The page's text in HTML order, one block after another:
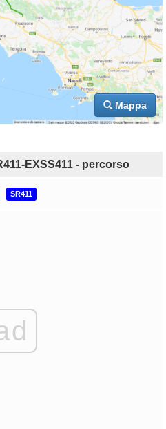
Mappa
EXSS411 - percorso
SR411